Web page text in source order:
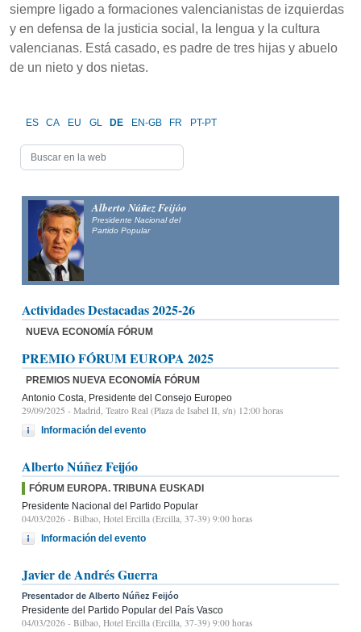
siempre ligado a formaciones valencianistas de izquierdas
y en defensa de la justicia social, la lengua y la cultura
valencianas. Está casado, es padre de tres hijas y abuelo
de un nieto y dos nietas.
ES CA EU GL DE EN-GB FR PT-PT
Alberto Núñez Feijóo
Presidente Nacional del
Partido Popular
Actividades Destacadas 2025-26
NUEVA ECONOMÍA FÓRUM
PREMIO FÓRUM EUROPA 2025
PREMIOS NUEVA ECONOMÍA FÓRUM
Antonio Costa, Presidente del Consejo Europeo
29/09/2025 - Madrid, Teatro Real (Plaza de Isabel II, s/n) 12:00 horas
Información del evento
Alberto Núñez Feijóo
FÓRUM EUROPA. TRIBUNA EUSKADI
Presidente Nacional del Partido Popular
04/03/2026 - Bilbao, Hotel Ercilla (Ercilla, 37-39) 9:00 horas
Información del evento
Javier de Andrés Guerra
Presentador de Alberto Núñez Feijóo
Presidente del Partido Popular del País Vasco
04/03/2026 - Bilbao, Hotel Ercilla (Ercilla, 37-39) 9:00 horas